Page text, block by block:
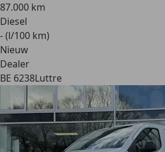
87.000 km
Diesel
- (l/100 km)
Nieuw
Dealer
BE 6238Luttre